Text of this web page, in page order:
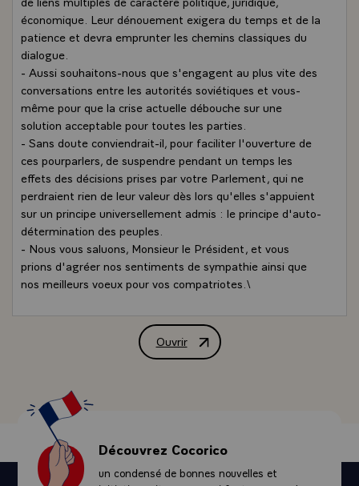
économique. Leur dénouement exigera du temps et de la
patience et devra emprunter les chemins classiques du
dialogue.
- Aussi souhaitons-nous que s'engagent au plus vite des
conversations entre les autorités soviétiques et vous-
même pour que la crise actuelle débouche sur une
solution acceptable pour toutes les parties.
- Sans doute conviendrait-il, pour faciliter l'ouverture de
ces pourparlers, de suspendre pendant un temps les
effets des décisions prises par votre Parlement, qui ne
perdraient rien de leur valeur dès lors qu'elles s'appuient
sur un principe universellement admis : le principe d'auto-
détermination des peuples.
- Nous vous saluons, Monsieur le Président, et vous
prions d'agréer nos sentiments de sympathie ainsi que
nos meilleurs voeux pour vos compatriotes.\
Ouvrir
Message commun de M. François
Découvrez Cocorico
un condensé de bonnes nouvelles et